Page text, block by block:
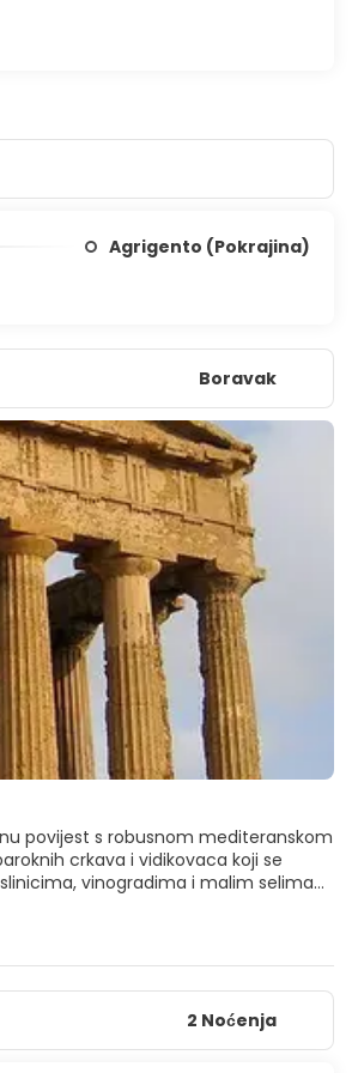
Agrigento (Pokrajina)
Boravak
povijest s robusnom mediteranskom
crkava i vidikovaca koji se
vinogradima i malim selima
uzdižu uz pozadinu badema i mora.
kako biste oživjeli ruševine i
bijela vapnenačka litica isklesana
2 Noćenja